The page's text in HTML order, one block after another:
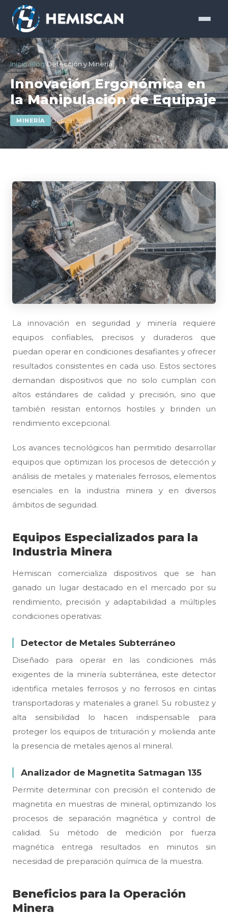
Inicio›Blog›Detección y Minería
Innovación Ergonómica en
la Manipulación de Equipaje
MINERÍA Oct 29, 2024
La innovación en seguridad y minería requiere
equipos confiables, precisos y duraderos que
puedan operar en condiciones desafiantes y ofrecer
resultados consistentes en cada uso. Estos sectores
demandan dispositivos que no solo cumplan con
altos estándares de calidad y precisión, sino que
también resistan entornos hostiles y brinden un
rendimiento excepcional.
Los avances tecnológicos han permitido desarrollar
equipos que optimizan los procesos de detección y
análisis de metales y materiales ferrosos, elementos
esenciales en la industria minera y en diversos
ámbitos de seguridad.
Equipos Especializados para la
Industria Minera
Hemiscan comercializa dispositivos que se han
ganado un lugar destacado en el mercado por su
rendimiento, precisión y adaptabilidad a múltiples
condiciones operativas:
Detector de Metales Subterráneo
Diseñado para operar en las condiciones más
exigentes de la minería subterránea, este detector
identifica metales ferrosos y no ferrosos en cintas
transportadoras y materiales a granel. Su robustez y
alta sensibilidad lo hacen indispensable para
proteger los equipos de trituración y molienda ante
la presencia de metales ajenos al mineral.
Analizador de Magnetita Satmagan 135
Permite determinar con precisión el contenido de
magnetita en muestras de mineral, optimizando los
procesos de separación magnética y control de
calidad. Su método de medición por fuerza
magnética entrega resultados en minutos sin
necesidad de preparación química de la muestra.
Beneficios para la Operación
Minera